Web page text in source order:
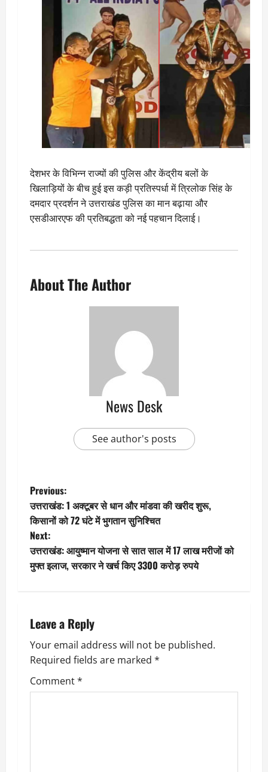
देशभर के विभिन्न राज्यों की पुलिस और केंद्रीय बलों के
खिलाड़ियों के बीच हुई इस कड़ी प्रतिस्पर्धा में त्रिलोक सिंह के
दमदार प्रदर्शन ने उत्तराखंड पुलिस का मान बढ़ाया और
एसडीआरएफ की प्रतिबद्धता को नई पहचान दिलाई।
About The Author
News Desk
See author's posts
P
o
s
t
a
v
i
g
Previous:
उत्तराखंड: 1 अक्टूबर से धान और मांडवा की खरीद शुरू,
किसानों को 72 घंटे में भुगतान सुनिश्चित
Next:
उत्तराखंड: आयुष्मान योजना से सात साल में 17 लाख मरीजों को
मुफ्त इलाज, सरकार ने खर्च किए 3300 करोड़ रुपये
Leave a Reply
Your email address will not be published.
Required fields are marked *
Comment*